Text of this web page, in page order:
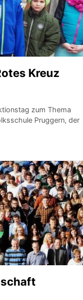
Kreuz
zum Thema
Pruggern, der